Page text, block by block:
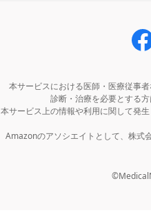
本サービスにおける医師・医療従事
診断・治療を必要とする
本サービス上の情報や利用に関して発
Amazonのアソシエイトとして、株式